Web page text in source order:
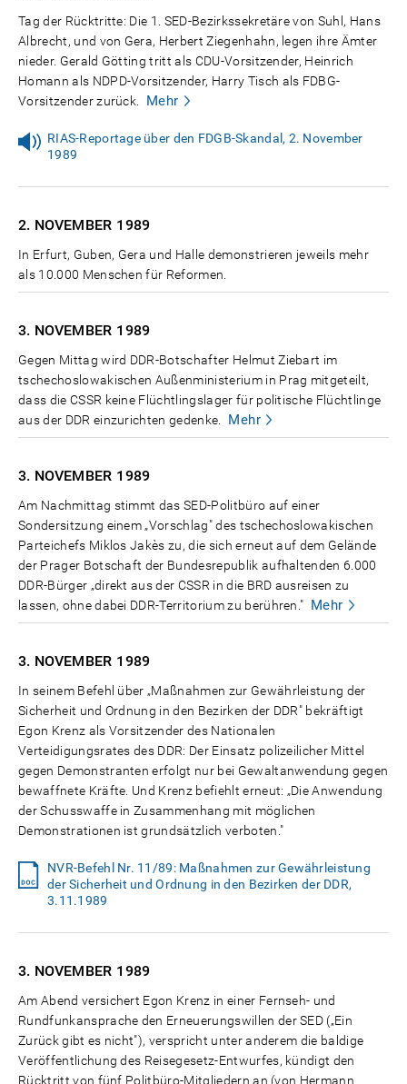
Tag der Rücktritte: Die 1. SED-Bezirkssekretäre von Suhl, Hans
Albrecht, und von Gera, Herbert Ziegenhahn, legen ihre Ämter
nieder. Gerald Götting tritt als CDU-Vorsitzender, Heinrich
Homann als NDPD-Vorsitzender, Harry Tisch als FDBG-
Vorsitzender zurück.
Mehr
RIAS-Reportage über den FDGB-Skandal, 2. November
1989
2. NOVEMBER 1989
In Erfurt, Guben, Gera und Halle demonstrieren jeweils mehr
als 10.000 Menschen für Reformen.
3. NOVEMBER 1989
Gegen Mittag wird DDR-Botschafter Helmut Ziebart im
tschechoslowakischen Außenministerium in Prag mitgeteilt,
dass die CSSR keine Flüchtlingslager für politische Flüchtlinge
aus der DDR einzurichten gedenke.
Mehr
3. NOVEMBER 1989
Am Nachmittag stimmt das SED-Politbüro auf einer
Sondersitzung einem „Vorschlag" des tschechoslowakischen
Parteichefs Miklos Jakès zu, die sich erneut auf dem Gelände
der Prager Botschaft der Bundesrepublik aufhaltenden 6.000
DDR-Bürger „direkt aus der CSSR in die BRD ausreisen zu
lassen, ohne dabei DDR-Territorium zu berühren." Mehr
3. NOVEMBER 1989
In seinem Befehl über „Maßnahmen zur Gewährleistung der
Sicherheit und Ordnung in den Bezirken der DDR" bekräftigt
Egon Krenz als Vorsitzender des Nationalen
Verteidigungsrates des DDR: Der Einsatz polizeilicher Mittel
gegen Demonstranten erfolgt nur bei Gewaltanwendung gegen
bewaffnete Kräfte. Und Krenz befiehlt erneut: „Die Anwendung
der Schusswaffe in Zusammenhang mit möglichen
Demonstrationen ist grundsätzlich verboten."
NVR-Befehl Nr. 11/89: Maßnahmen zur Gewährleistung
der Sicherheit und Ordnung in den Bezirken der DDR,
3.11.1989
3. NOVEMBER 1989
Am Abend versichert Egon Krenz in einer Fernseh- und
Rundfunkansprache den Erneuerungswillen der SED („Ein
Zurück gibt es nicht"), verspricht unter anderem die baldige
Veröffentlichung des Reisegesetz-Entwurfes, kündigt den
Rücktritt von fünf Politbüro-Mitgliedern an (von Hermann